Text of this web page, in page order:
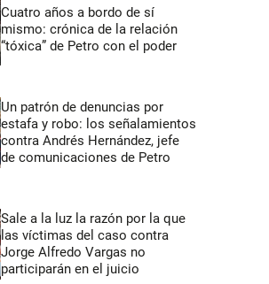
Cuatro años a bordo de sí
mismo: crónica de la relación
“tóxica” de Petro con el poder
Un patrón de denuncias por
estafa y robo: los señalamientos
contra Andrés Hernández, jefe
de comunicaciones de Petro
Sale a la luz la razón por la que
las víctimas del caso contra
Jorge Alfredo Vargas no
participarán en el juicio